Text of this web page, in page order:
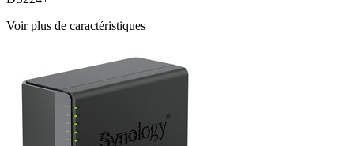
Voir plus de caractéristiques